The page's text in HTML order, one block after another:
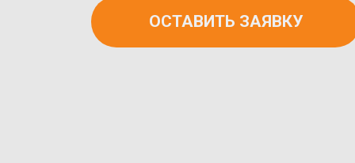
ОСТАВИТЬ ЗАЯВКУ